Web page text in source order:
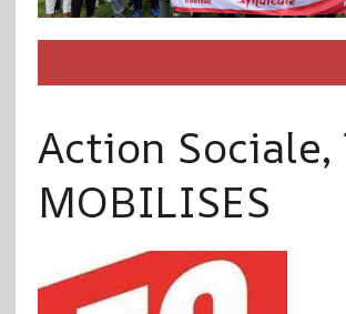
Action Sociale,
MOBILISES